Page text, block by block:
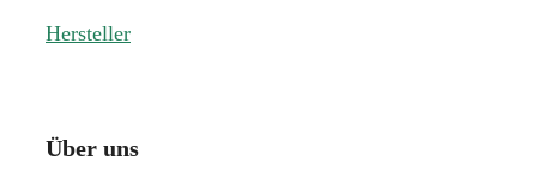
Hersteller
Über uns